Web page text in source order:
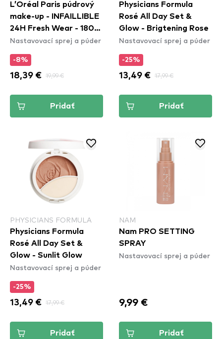
L’Oréal Paris púdrový
make-up - INFAILLIBLE
24H Fresh Wear - 180
Rose Sand
Nastavovací sprej a púder
-8%
18,39 € 19,99 €
Pridať
Physicians Formula
Rosé All Day Set &
Glow - Brigtening Rose
Nastavovací sprej a púder
-25%
13,49 € 17,99 €
Pridať
PHYSICIANS FORMULA
Physicians Formula
Rosé All Day Set &
Glow - Sunlit Glow
Nastavovací sprej a púder
-25%
13,49 € 17,99 €
Pridať
NAM
Nam PRO SETTING
SPRAY
Nastavovací sprej a púder
9,99 €
Pridať